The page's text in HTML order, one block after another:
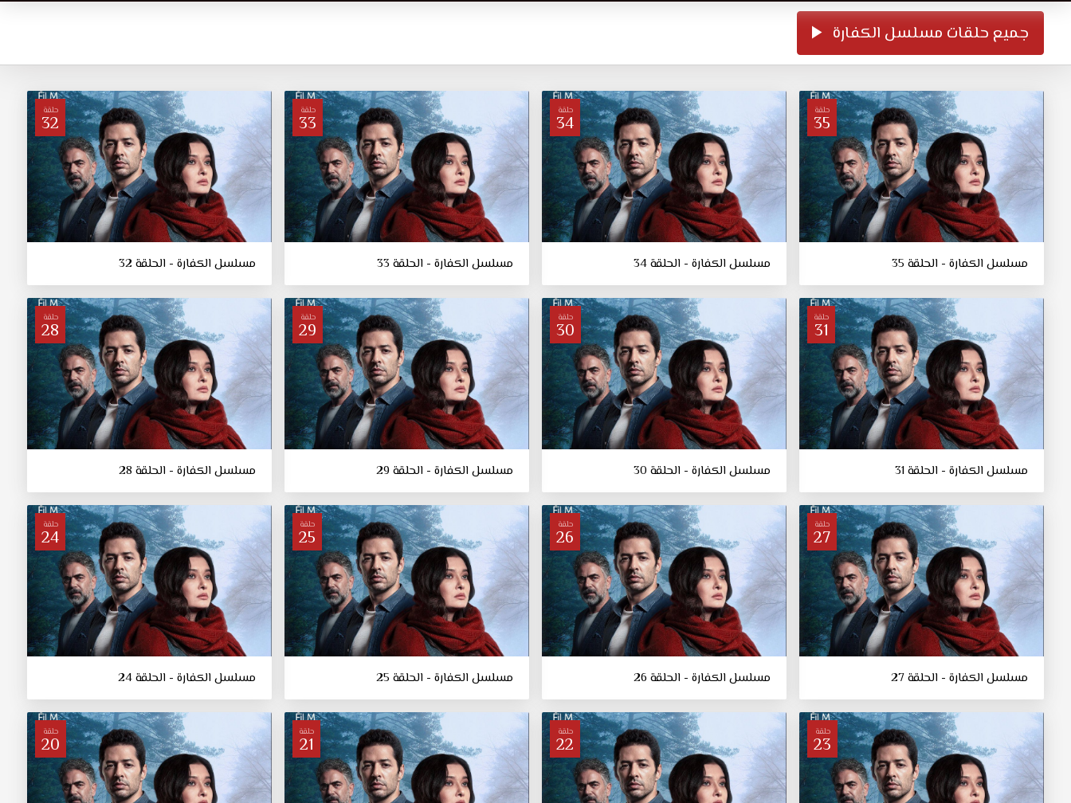
جميع حلقات مسلسل الكفارة
حلقة
35
مسلسل الكفارة - الحلقة 35
حلقة
34
مسلسل الكفارة - الحلقة 34
حلقة
33
مسلسل الكفارة - الحلقة 33
حلقة
32
مسلسل الكفارة - الحلقة 32
حلقة
31
مسلسل الكفارة - الحلقة 31
حلقة
30
مسلسل الكفارة - الحلقة 30
حلقة
29
مسلسل الكفارة - الحلقة 29
حلقة
28
مسلسل الكفارة - الحلقة 28
حلقة
27
مسلسل الكفارة - الحلقة 27
حلقة
26
مسلسل الكفارة - الحلقة 26
حلقة
25
مسلسل الكفارة - الحلقة 25
حلقة
24
مسلسل الكفارة - الحلقة 24
حلقة
23
حلقة
22
حلقة
21
حلقة
20